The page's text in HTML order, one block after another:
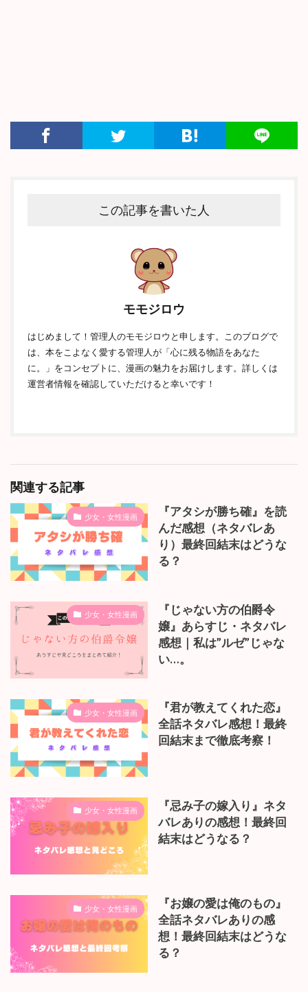
この記事を書いた人
モモジロウ
はじめまして！管理人のモモジロウと申します。このブログで
は、本をこよなく愛する管理人が「心に残る物語をあなた
に。」をコンセプトに、漫画の魅力をお届けします。詳しくは
運営者情報を確認していただけると幸いです！
関連する記事
少女・女性漫画
『アタシが勝ち確』を読
んだ感想（ネタバレあ
り）最終回結末はどうな
る？
少女・女性漫画
『じゃない方の伯爵令
嬢』あらすじ・ネタバレ
感想｜私は”ルゼ”じゃな
い…。
少女・女性漫画
『君が教えてくれた恋』
全話ネタバレ感想！最終
回結末まで徹底考察！
少女・女性漫画
『忌み子の嫁入り』ネタ
バレありの感想！最終回
結末はどうなる？
少女・女性漫画
『お嬢の愛は俺のもの』
全話ネタバレありの感
想！最終回結末はどうな
る？